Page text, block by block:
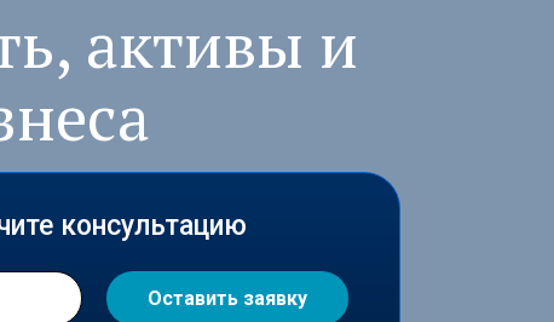
Оставить заявку
консультацию
активы и